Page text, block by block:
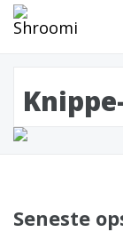
Seneste